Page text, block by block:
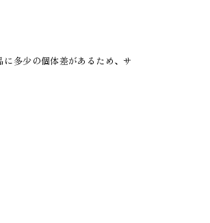
多少の個体差があるため、サ